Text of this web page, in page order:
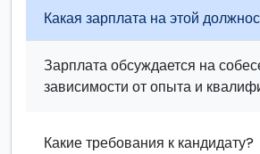
Какая зарплата на этой
Зарплата обсуждается на
зависимости от опыта и
Какие требования к кандидату?